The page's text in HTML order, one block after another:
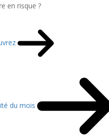
en risque ?
du mois